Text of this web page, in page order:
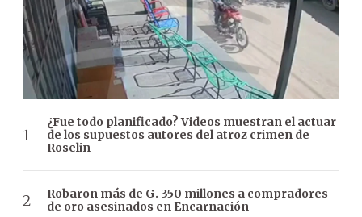
¿Fue todo planificado? Videos muestran el actuar
de los supuestos autores del atroz crimen de
Roselin
Robaron más de G. 350 millones a compradores
de oro asesinados en Encarnación